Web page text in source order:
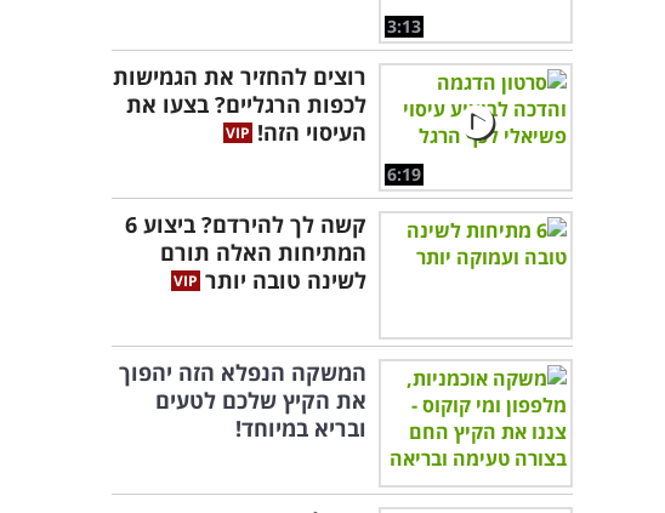
3:13
6:19
רוצים להחזיר את הגמישות
לכפות הרגליים? בצעו את
העיסוי הזה!
קשה לך להירדם? ביצוע 6
המתיחות האלה תורם
לשינה טובה יותר
המשקה הנפלא הזה יהפוך
את הקיץ שלכם לטעים
ובריא במיוחד!